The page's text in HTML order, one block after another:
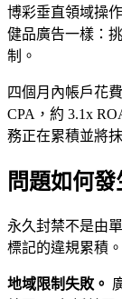
博彩垂直領域操
健品廣告一樣：
制。
四個月內帳戶花
CPA，約 3.1x
務正在累積並將
問題如何發
永久封禁不是由
標記的違規累積
地域限制失敗。